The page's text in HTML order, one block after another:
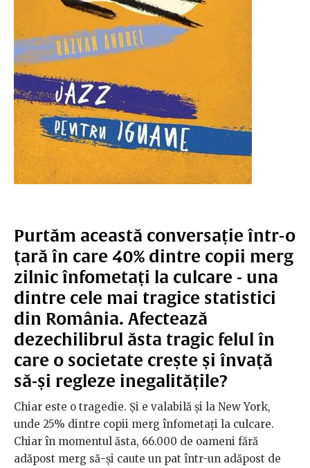
Purtăm această conversație într-o
țară în care 40% dintre copii merg
zilnic înfometați la culcare - una
dintre cele mai tragice statistici
din România. Afectează
dezechilibrul ăsta tragic felul în
care o societate crește și învață
să-și regleze inegalitățile?
Chiar este o tragedie. Și e valabilă și la New York,
unde 25% dintre copii merg înfometați la culcare.
Chiar în momentul ăsta, 66.000 de oameni fără
adăpost merg să-și caute un pat într-un adăpost de